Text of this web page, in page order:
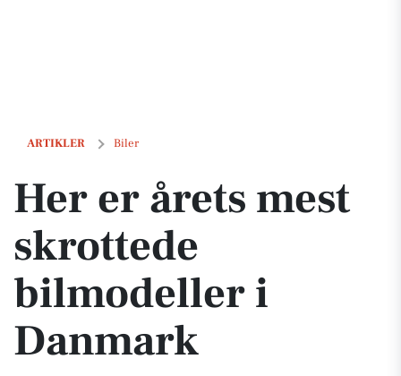
ARTIKLER Biler
Her er årets mest skrottede bilmodeller i Danmark
Her er årets mest
skrottede
bilmodeller i
Danmark